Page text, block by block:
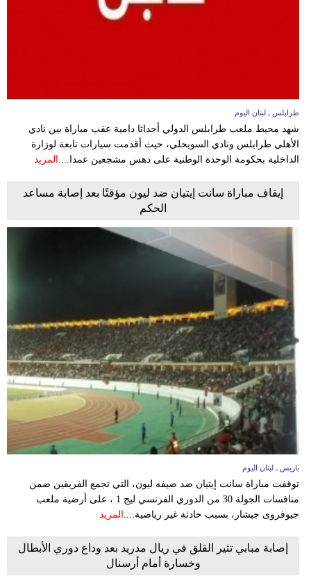
طرابلس ـ لبنان اليوم
شهد محيط ملعب طرابلس الدولي أحداثا دامية عقب مباراة بين نادي
الأهلي طرابلس ونادي السويحلي، حيث أقدمت سيارات تابعة لوزارة
الداخلية بحكومة الوحدة الوطنية على دهس مشجعين عمدا.... المزيد
إيقاف مباراة سانت إيتيان ضد ليون مؤقتًا بعد إصابة مساعد
الحكم
باريس ـ لبنان اليوم
توقفت مباراة سانت إيتيان ضد ضيفه ليون، التي تجمع الفريقين ضمن
منافسات الجولة 30 من الدوري الفرنسي ليج 1 ، على أرضية ملعب
جيوفروى جيشار، بسبب حادثة غير رياضية....
المزيد
إصابة مبابي تثير القلق في ريال مدريد بعد وداع دوري الأبطال
وخسارة أمام أرسنال